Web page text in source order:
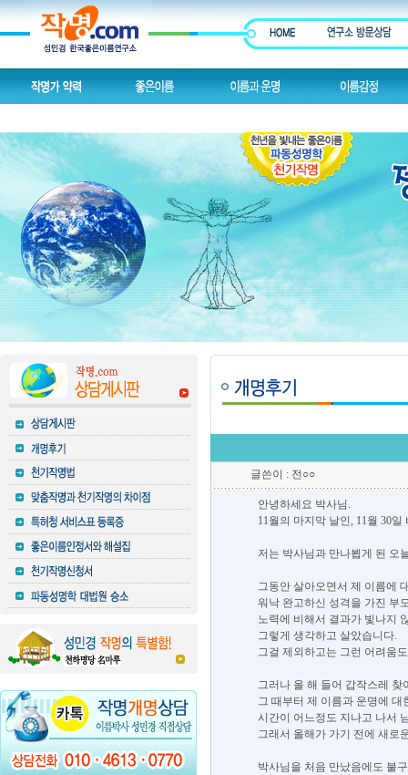
글쓴이 : 전○○
안녕하세요 박사님.
11월의 마지막 날인, 11월 30
저는 박사님과 만나뵙게 된 오
그동안 살아오면서 제 이름에
워낙 완고하신 성격을 가진 부
노력에 비해서 결과가 빛나지
그렇게 생각하고 살았습니다.
그걸 제외하고는 그런 어려움
그러나 올 해 들어 갑작스레
그 때부터 제 이름과 운명에
시간이 어느정도 지나고 나서
그래서 올해가 가기 전에 새로
박사님을 처음 만났음에도 불